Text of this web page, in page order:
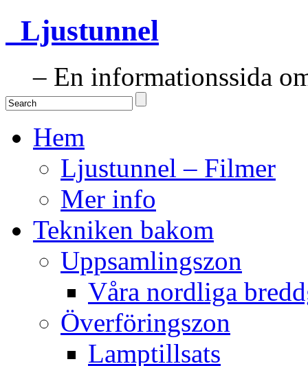
Ljustunnel
– En informationssida
Hem
Ljustunnel – Filmer
Mer info
Tekniken bakom
Uppsamlingszon
Våra nordliga
Överföringszon
Lamptillsats